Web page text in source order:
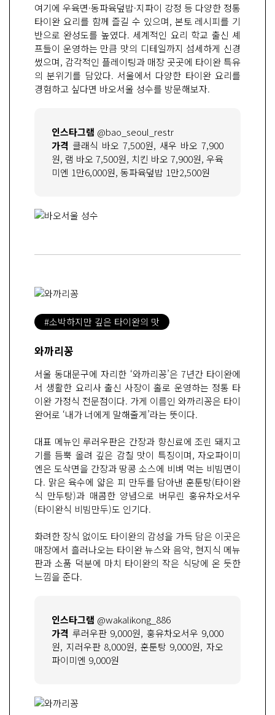
여기에 우육면·동파육덮밥·지파이 강정 등 다양한 정통
타이완 요리를 함께 즐길 수 있으며, 본토 레시피를 기
반으로 완성도를 높였다. 세계적인 요리 학교 출신 셰
프들이 운영하는 만큼 맛의 디테일까지 섬세하게 신경
썼으며, 감각적인 플레이팅과 매장 곳곳에 타이완 특유
의 분위기를 담았다. 서울에서 다양한 타이완 요리를
경험하고 싶다면 바오서울 성수를 방문해보자.
인스타그램 @bao_seoul_restr
가격 클래식 바오 7,500원, 새우 바오 7,900
원, 램 바오 7,500원, 치킨 바오 7,900원, 우육
미엔 1만6,000원, 동파육덮밥 1만2,500원
#소박하지만 깊은 타이완의 맛
와까리꽁
서울 동대문구에 자리한 ‘와까리꽁’은 7년간 타이완에
서 생활한 요리사 출신 사장이 홀로 운영하는 정통 타
이완 가정식 전문점이다. 가게 이름인 와까리꽁은 타이
완어로 ‘내가 너에게 말해줄게’라는 뜻이다.
대표 메뉴인 루러우판은 간장과 향신료에 조린 돼지고
기를 듬뿍 올려 깊은 감칠 맛이 특징이며, 자오파이미
엔은 도삭면을 간장과 땅콩 소스에 비벼 먹는 비빔면이
다. 맑은 육수에 얇은 피 만두를 담아낸 훈툰탕(타이완
식 만두탕)과 매콤한 양념으로 버무린 훙유차오서우
(타이완식 비빔만두)도 인기다.
화려한 장식 없이도 타이완의 감성을 가득 담은 이곳은
매장에서 흘러나오는 타이완 뉴스와 음악, 현지식 메뉴
판과 소품 덕분에 마치 타이완의 작은 식당에 온 듯한
느낌을 준다.
인스타그램 @wakalikong_886
가격 루러우판 9,000원, 훙유차오서우 9,000
원, 지러우판 8,000원, 훈툰탕 9,000원, 자오
파이미엔 9,000원